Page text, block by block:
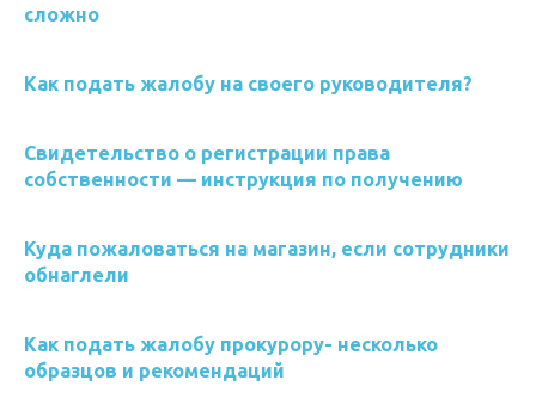
сложно
Как подать жалобу на своего руководителя?
Свидетельство о регистрации права
собственности — инструкция по получению
Куда пожаловаться на магазин, если сотрудники
обнаглели
Как подать жалобу прокурору- несколько
образцов и рекомендаций